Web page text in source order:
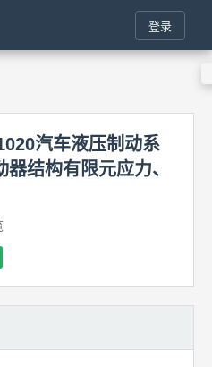
登录
汽车液压制动系
结构有限元应力、